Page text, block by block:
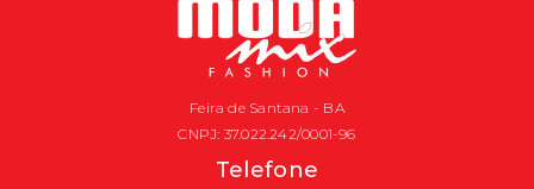
Feira de Santana - BA
CNPJ: 37.022.242/0001-96
Telefone